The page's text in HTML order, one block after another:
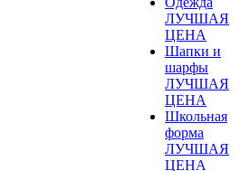
ЛУЧШАЯ
ЦЕНА
Шапки и
шарфы
ЛУЧШАЯ
ЦЕНА
Школьная
форма
ЛУЧШАЯ
ЦЕНА